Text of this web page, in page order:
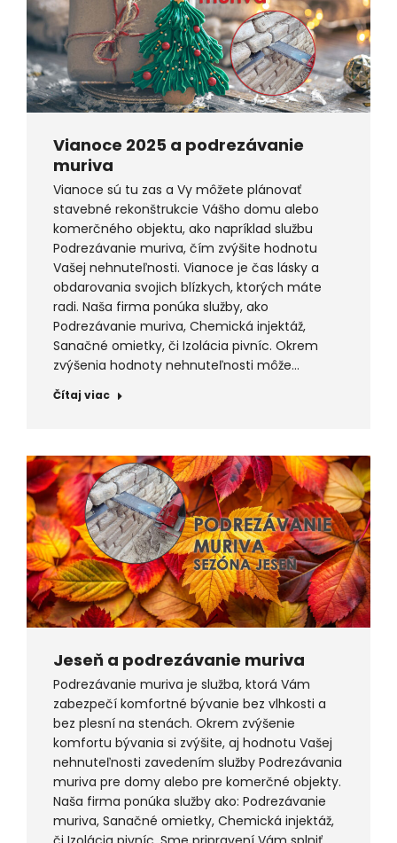
Vianoce 2025 a podrezávanie
muriva
Vianoce sú tu zas a Vy môžete plánovať
stavebné rekonštrukcie Vášho domu alebo
komerčného objektu, ako napríklad službu
Podrezávanie muriva, čím zvýšite hodnotu
Vašej nehnuteľnosti. Vianoce je čas lásky a
obdarovania svojich blízkych, ktorých máte
radi. Naša firma ponúka služby, ako
Podrezávanie muriva, Chemická injektáž,
Sanačné omietky, či Izolácia pivníc. Okrem
zvýšenia hodnoty nehnuteľnosti môže…
Čítaj viac
Jeseň a podrezávanie muriva
Podrezávanie muriva je služba, ktorá Vám
zabezpečí komfortné bývanie bez vlhkosti a
bez plesní na stenách. Okrem zvýšenie
komfortu bývania si zvýšite, aj hodnotu Vašej
nehnuteľnosti zavedením služby Podrezávania
muriva pre domy alebo pre komerčné objekty.
Naša firma ponúka služby ako: Podrezávanie
muriva, Sanačné omietky, Chemická injektáž,